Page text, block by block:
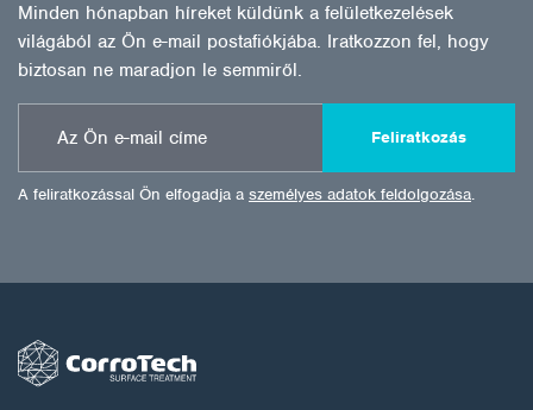
Minden hónapban híreket küldünk a felületkezelések
világából az Ön e-mail postafiókjába. Iratkozzon fel, hogy
biztosan ne maradjon le semmiről.
Feliratkozás
A feliratkozással Ön elfogadja a személyes adatok feldolgozása.